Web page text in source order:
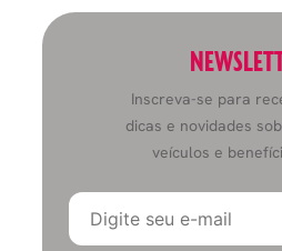
Inscreva-se para
dicas e novidades
veículos e